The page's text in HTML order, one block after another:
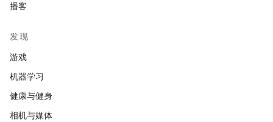
播客
发现
游戏
机器学习
健康与健身
相机与媒体